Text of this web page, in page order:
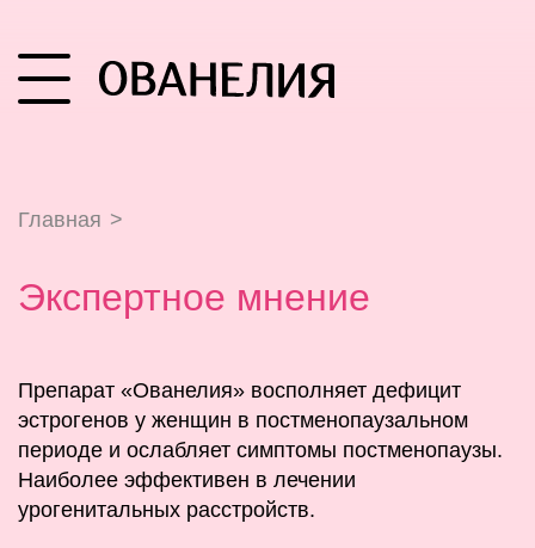
Главная >
Экспертное мнение
Препарат «Ованелия» восполняет дефицит
эстрогенов у женщин в постменопаузальном
периоде и ослабляет симптомы постменопаузы.
Наиболее эффективен в лечении
урогенитальных расстройств.